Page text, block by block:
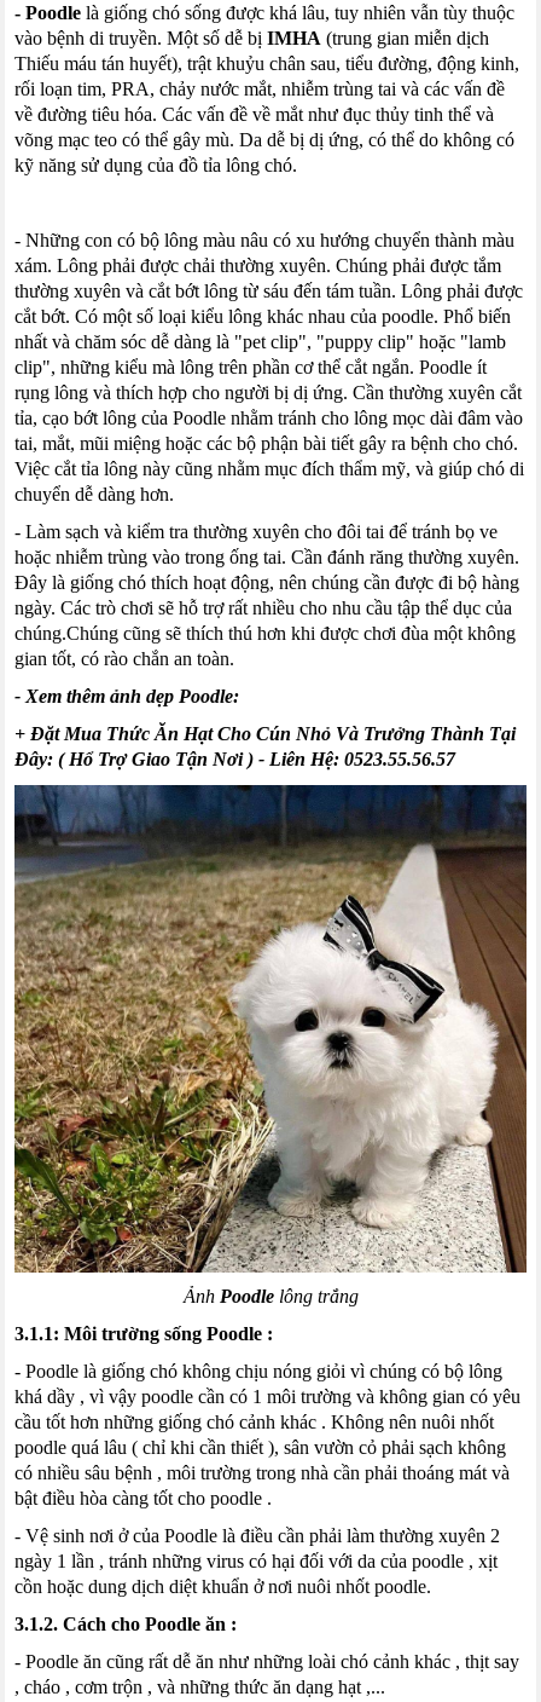
-Poodle là giống chó sống được khá lâu, tuy nhiên vẫn tùy thuộc
vào bệnh di truyền. Một số dễ bịIMHA (trung gian miễn dịch
Thiếu máu tán huyết), trật khuỷu chân sau, tiểu đường, động kinh,
rối loạn tim, PRA, chảy nước mắt, nhiễm trùng tai và các vấn đề
về đường tiêu hóa. Các vấn đề về mắt như đục thủy tinh thể và
võng mạc teo có thể gây mù. Da dễ bị dị ứng, có thể do không có
kỹ năng sử dụng của đồ tỉa lông chó.
- Những con có bộ lông màu nâu có xu hướng chuyển thành màu
xám. Lông phải được chải thường xuyên. Chúng phải được tắm
thường xuyênvà cắtbớt lông từ sáu đến tám tuần. Lông phải được
cắt bớt. Có một số loại kiểu lông khác nhau củapoodle. Phổ biến
nhất và chăm sóc dễ dàng là "pet clip", "puppy clip" hoặc "lamb
clip", những kiểu mà lông trên phần cơ thể cắt ngắn.Poodle ít
rụng lông và thích hợp cho người bị dị ứng. Cần thường xuyên cắt
tỉa, cạo bớt lông củaPoodle nhằm tránh cho lông mọc dài đâm vào
tai, mắt, mũi miệng hoặc các bộ phận bài tiết gây ra bệnh cho chó.
Việc cắt tỉa lông này cũng nhằm mục đích thẩm mỹ, và giúp chó di
chuyển dễ dàng hơn.
- Làm sạch và kiểm tra thường xuyên chođôi tai để tránh bọ ve
hoặc nhiễm trùng vào trong ống tai. Cần đánh răng thường xuyên.
Đây là giống chó thích hoạt động, nên chúng cần được đi bộ hàng
ngày. Các trò chơi sẽ hỗ trợ rất nhiều cho nhu cầu tập thể dục của
chúng.Chúng cũng sẽ thích thú hơn khi được chơi đùa một không
gian tốt, có rào chắn an toàn.
- Xem thêm ảnh dẹp Poodle:
+ Đặt Mua Thức Ăn Hạt Cho Cún Nhỏ Và Trưởng Thành Tại
Đây: ( Hổ Trợ Giao Tận Nơi ) - Liên Hệ: 0523.55.56.57
ẢnhPoodle lông trắng
3.1.1: Môi trường sốngPoodle :
-Poodle là giống chó khôngchịu nóng giỏi vì chúng có bộ lông
khá dầy ,vì vậypoodle cần có 1 môi trường và không gian có yêu
cầu tốt hơn những giống chó cảnh khác .Không nên nuôinhốt
poodle quá lâu (chỉ khi cần thiết ),sân vườn cỏ phải sạch không
có nhiều sâu bệnh ,môi trường trong nhà cần phải thoáng mát và
bật điều hòa càng tốt chopoodle .
- Vệ sinh nơi ở củaPoodle là điều cần phải làm thường xuyên 2
ngày 1 lần ,tránh nhữngvirus có hại đối với da củapoodle ,xịt
cồn hoặc dung dịch diệt khuẩn ở nơi nuôinhốt poodle.
3.1.2. Cách choPoodle ăn :
-Poodle ăn cũng rất dễ ăn như những loài chó cảnh khác ,thịt say
,cháo ,cơm trộn ,và những thức ăn dạng hạt ,...